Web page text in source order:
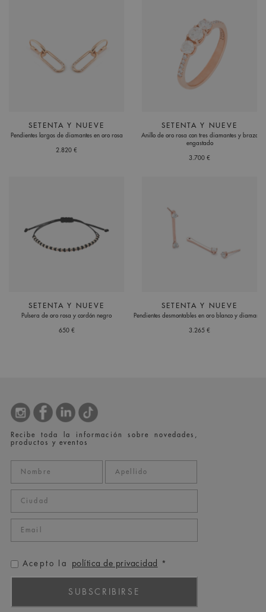
SETENTA Y NUEVE
Pendientes largos de diamantes en oro rosa
2.820 €
SETENTA Y NUEVE
Anillo de oro rosa con tres diamantes y brazo
engastado
3.700 €
SETENTA Y NUEVE
Pulsera de oro rosa y cordón negro
650 €
SETENTA Y NUEVE
Pendientes desmontables en oro blanco y diamantes
3.265 €
Recibe toda la información sobre novedades,
productos y eventos
Acepto la política de privacidad *
SUBSCRIBIRSE